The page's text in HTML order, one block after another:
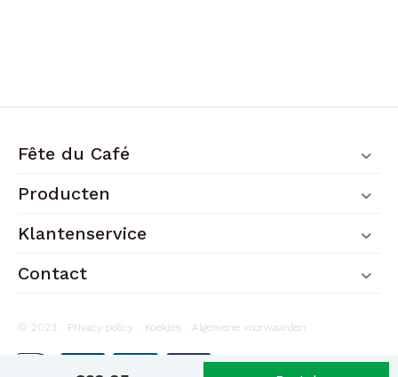
Fête du Café
Producten
Klantenservice
Contact
© 2023 . Privacy policy . Koekjes . Algemene voorwaarden